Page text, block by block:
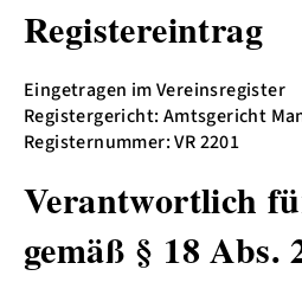
Registereintrag
Eingetragen im Vereinsregister
Registergericht: Amtsgericht
Registernummer: VR 2201
Verantwortlich
gemäß § 18 Abs.